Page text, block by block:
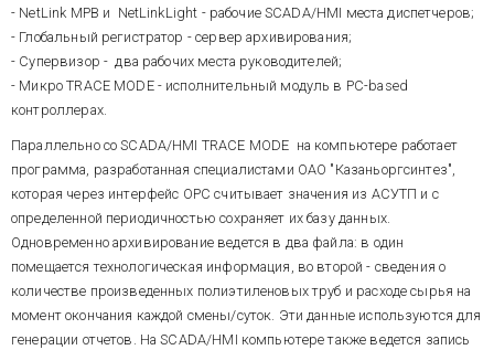
- NetLink МРВ и NetLinkLight - рабочие SCADA/HMI места диспетчеров;
- Глобальный регистратор - сервер архивирования;
- Супервизор - два рабочих места руководителей;
- Микро TRACE MODE - исполнительный модуль в PC-based
контроллерах.
Параллельно со SCADA/HMI ТRACE MODE на компьютере работает
программа, разработанная специалистами ОАО "Казаньоргсинтез",
которая через интерфейс OPC считывает значения из АСУТП и с
определенной периодичностью сохраняет их базу данных.
Одновременно архивирование ведется в два файла: в один
помещается технологическая информация, во второй - сведения о
количестве произведенных полиэтиленовых труб и расходе сырья на
момент окончания каждой смены/суток. Эти данные используются для
генерации отчетов. На SCADA/HMI компьютере также ведется запись